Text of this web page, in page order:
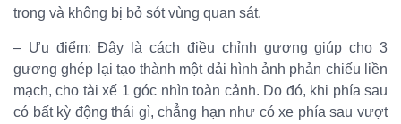
trong và không bị bỏ sót vùng quan sát.
– Ưu điểm: Đây là cách điều chỉnh gương giúp cho 3
gương ghép lại tạo thành một dải hình ảnh phản chiếu liền
mạch, cho tài xế 1 góc nhìn toàn cảnh. Do đó, khi phía sau
có bất kỳ động thái gì, chẳng hạn như có xe phía sau vượt